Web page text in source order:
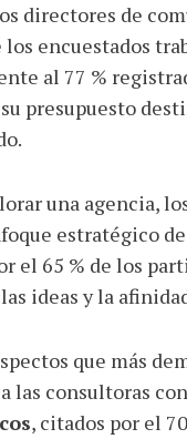
directores de
encuestados
al 77 %
presupuesto
una agencia,
estratégico
el 65 % de los
ideas y la
que más
las consultoras
, citados por el